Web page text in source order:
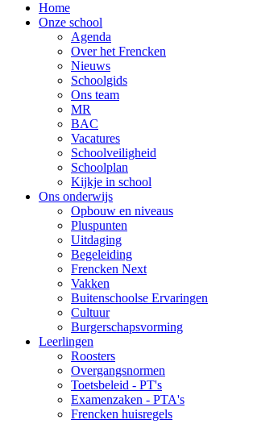
Home
Onze school
Agenda
Over het Frencken
Nieuws
Schoolgids
Ons team
MR
BAC
Vacatures
Schoolveiligheid
Schoolplan
Kijkje in school
Ons onderwijs
Opbouw en niveaus
Pluspunten
Uitdaging
Begeleiding
Frencken Next
Vakken
Buitenschoolse Ervaringen
Cultuur
Burgerschapsvorming
Leerlingen
Roosters
Overgangsnormen
Toetsbeleid - PT's
Examenzaken - PTA's
Frencken huisregels